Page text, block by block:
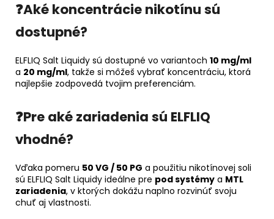
❓Aké koncentrácie nikotínu sú
dostupné?
ELFLIQ Salt Liquidy sú dostupné vo variantoch 10 mg/ml
a 20 mg/ml, takže si môžeš vybrať koncentráciu, ktorá
najlepšie zodpovedá tvojim preferenciám.
❓Pre aké zariadenia sú ELFLIQ
vhodné?
Vďaka pomeru 50 VG / 50 PG a použitiu nikotínovej soli
sú ELFLIQ Salt Liquidy ideálne pre pod systémy a MTL
zariadenia, v ktorých dokážu naplno rozvinúť svoju
chuť aj vlastnosti.